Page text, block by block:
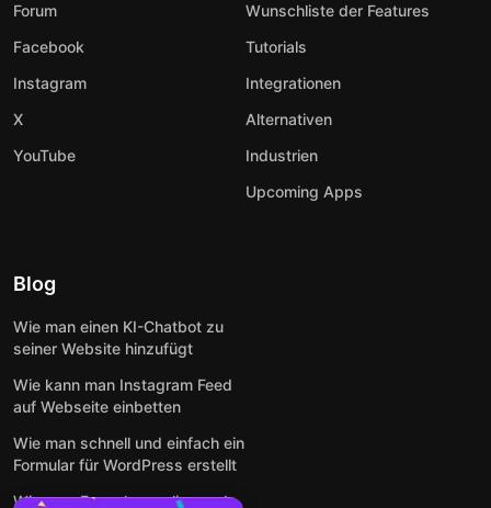
Forum
Facebook
Instagram
X
YouTube
Wunschliste der Features
Tutorials
Integrationen
Alternativen
Industrien
Upcoming Apps
Blog
Wie man einen KI-Chatbot zu
seiner Website hinzufügt
Wie kann man Instagram Feed
auf Webseite einbetten
Wie man schnell und einfach ein
Formular für WordPress erstellt
Wie man Formulare online und